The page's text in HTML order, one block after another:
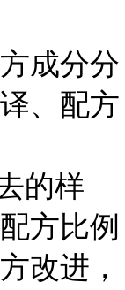
成分分
、配方
的样
方比例
改进，